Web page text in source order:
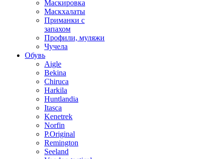
Маскировка
Маскхалаты
Приманки с
запахом
Профили, муляжи
Чучела
Обувь
Aigle
Bekina
Chiruсa
Harkila
Huntlandia
Itasca
Kenetrek
Norfin
P.Original
Remington
Seeland